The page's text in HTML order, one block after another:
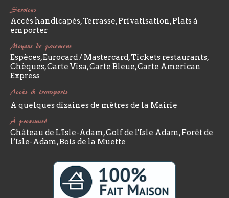
Services
Accès handicapés, Terrasse, Privatisation, Plats à
emporter
Moyens de paiement
Espèces, Eurocard / Mastercard, Tickets restaurants,
Chèques, Carte Visa, Carte Bleue, Carte American
Express
Accès & transports
A quelques dizaines de mètres de la Mairie
À proximité
Château de L'Isle-Adam, Golf de l'Isle Adam, Forêt de
l’Isle-Adam, Bois de la Muette